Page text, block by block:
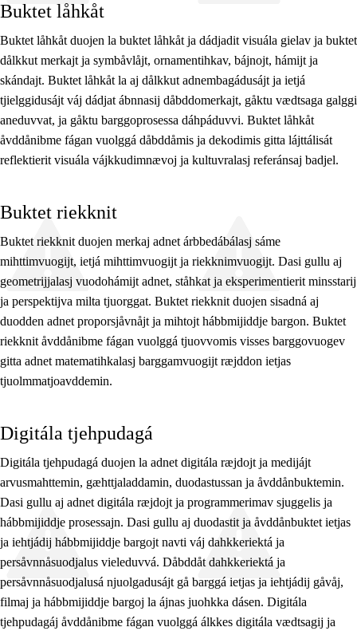
Buktet låhkåt
Buktet låhkåt duojen la buktet låhkåt ja dádjadit visuála gielav ja buktet
dålkkut merkajt ja symbåvlåjt, ornamentihkav, bájnojt, hámijt ja
skándajt. Buktet låhkåt la aj dålkkut adnembagádusájt ja ietjá
tjielggidusájt váj dádjat ábnnasij dåbddomerkajt, gåktu vædtsaga galggi
aneduvvat, ja gåktu barggoprosessa dáhpáduvvi. Buktet låhkåt
åvddånibme fágan vuolggá dåbddåmis ja dekodimis gitta lájttálisát
reflektierit visuála vájkkudimnævoj ja kultuvralasj referánsaj badjel.
Buktet riekknit
Buktet riekknit duojen merkaj adnet árbbedábálasj sáme
mihttimvuogijt, ietjá mihttimvuogijt ja riekknimvuogijt. Dasi gullu aj
geometrijjalasj vuodohámijt adnet, ståhkat ja eksperimentierit minsstarij
ja perspektijva milta tjuorggat. Buktet riekknit duojen sisadná aj
duodden adnet proporsjåvnåjt ja mihtojt hábbmijiddje bargon. Buktet
riekknit åvddånibme fágan vuolggá tjuovvomis visses barggovuogev
gitta adnet matematihkalasj barggamvuogijt ræjddon ietjas
tjuolmmatjoavddemin.
Digitála tjehpudagá
Digitála tjehpudagá duojen la adnet digitála ræjdojt ja medijájt
arvusmahttemin, gæhttjaladdamin, duodastussan ja åvddånbuktemin.
Dasi gullu aj adnet digitála ræjdojt ja programmerimav sjuggelis ja
hábbmijiddje prosessajn. Dasi gullu aj duodastit ja åvddånbuktet ietjas
ja iehtjádij hábbmijiddje bargojt navti váj dahkkeriektá ja
persåvnnåsuodjalus vieleduvvá. Dåbddåt dahkkeriektá ja
persåvnnåsuodjalusá njuolgadusájt gå barggá ietjas ja iehtjádij gåvåj,
filmaj ja hábbmijiddje bargoj la ájnas juohkka dásen. Digitála
tjehpudagáj åvddånibme fágan vuolggá álkkes digitála vædtsagij ja